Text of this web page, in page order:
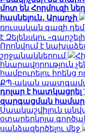
մոտ են Հորմուզի
հասնելուն․ Արաղչի
ռուսական գազի
է Զելենսկու
Որոնվում է
շրջանակներում
հնարավորություն
համբուրելու իրենց
ՔՊ-ական
դոլար է հատկացրել
զարգացման համար
Սաակաշվիլուն
օտարերկրյա
սանձազերծելու մեջ